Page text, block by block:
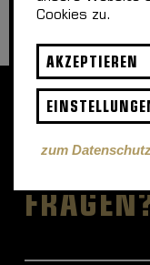
Cookies zu.
AKZEPTIEREN
zum